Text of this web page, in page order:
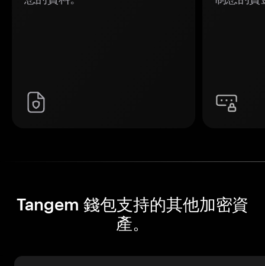
Tangem 錢包支持的其他加密資
產。